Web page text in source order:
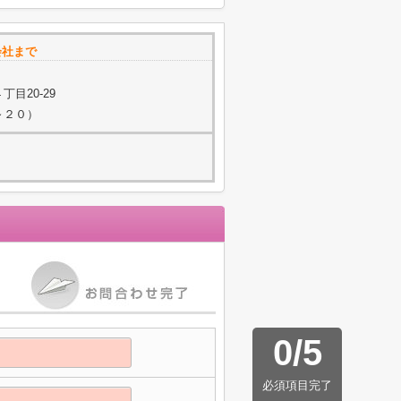
まで
目20-29
０）
0/5
必須項目完了